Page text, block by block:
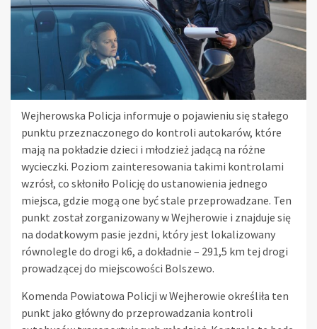
Wejherowska Policja informuje o pojawieniu się stałego
punktu przeznaczonego do kontroli autokarów, które
mają na pokładzie dzieci i młodzież jadącą na różne
wycieczki. Poziom zainteresowania takimi kontrolami
wzrósł, co skłoniło Policję do ustanowienia jednego
miejsca, gdzie mogą one być stale przeprowadzane. Ten
punkt został zorganizowany w Wejherowie i znajduje się
na dodatkowym pasie jezdni, który jest lokalizowany
równolegle do drogi k6, a dokładnie – 291,5 km tej drogi
prowadzącej do miejscowości Bolszewo.
Komenda Powiatowa Policji w Wejherowie określiła ten
punkt jako główny do przeprowadzania kontroli